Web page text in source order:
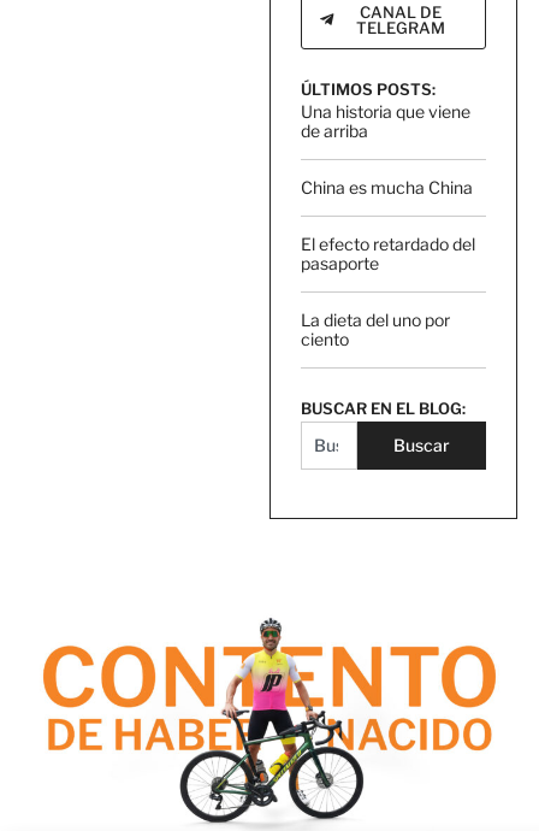
CANAL DE
TELEGRAM
ÚLTIMOS POSTS:
Una historia que viene
de arriba
China es mucha China
El efecto retardado del
pasaporte
La dieta del uno por
ciento
BUSCAR EN EL BLOG:
Buscar